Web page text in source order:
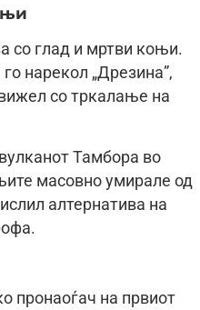
со глад и мртви коњи.
нарекол „Дрезина”,
со тркалање на
Тамбора во
масовно умирале од
алтернатива на
пронаоѓач на првиот